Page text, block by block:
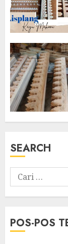
SEARCH
POS-POS